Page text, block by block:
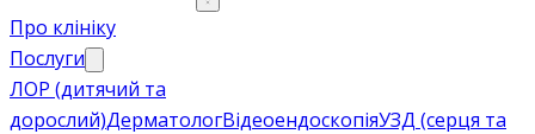
Про клініку
Послуги
ЛОР (дитячий та
дорослий)ДерматологВідеоендоскопіяУЗД (серця та